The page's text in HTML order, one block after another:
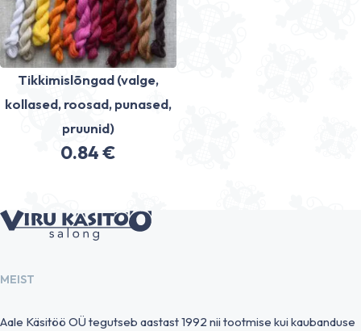
Tikkimislõngad (valge,
kollased, roosad, punased,
pruunid)
0.84€
MEIST
Aale Käsitöö OÜ tegutseb aastast 1992 nii tootmise kui kaubanduse